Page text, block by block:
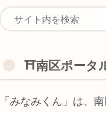
⛩️南区ポータ
「みなみくん」は、